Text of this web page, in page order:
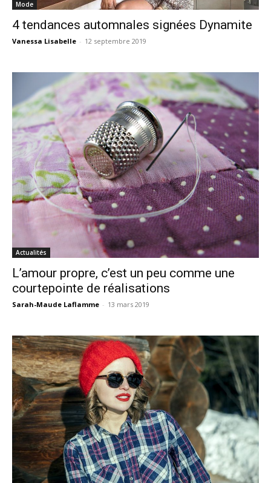
Mode
4 tendances automnales signées Dynamite
Vanessa Lisabelle - 12 septembre 2019
Actualités
L’amour propre, c’est un peu comme une
courtepointe de réalisations
Sarah-Maude Laflamme - 13 mars 2019